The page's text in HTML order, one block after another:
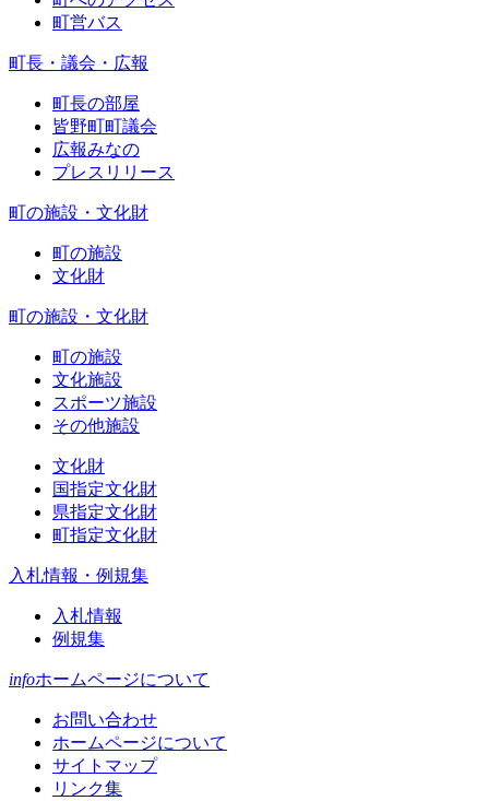
町営バス
町長・議会・広報
町長の部屋
皆野町町議会
広報みなの
プレスリリース
町の施設・文化財
町の施設
文化財
町の施設・文化財
町の施設
文化施設
スポーツ施設
その他施設
文化財
国指定文化財
県指定文化財
町指定文化財
入札情報・例規集
入札情報
例規集
infoホームページについて
お問い合わせ
ホームページについて
サイトマップ
リンク集